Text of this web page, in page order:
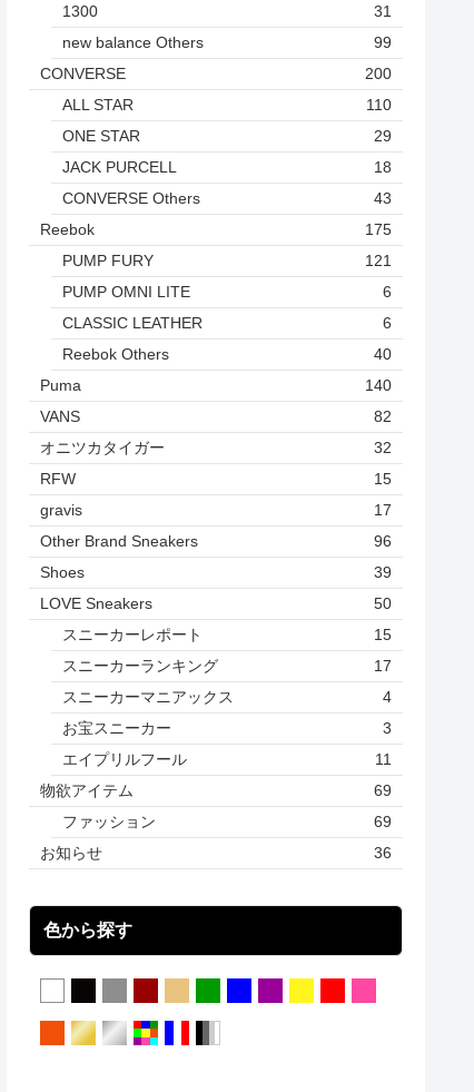
1300
31
new balance Others
99
CONVERSE
200
ALL STAR
110
ONE STAR
29
JACK PURCELL
18
CONVERSE Others
43
Reebok
175
PUMP FURY
121
PUMP OMNI LITE
6
CLASSIC LEATHER
6
Reebok Others
40
Puma
140
VANS
82
オニツカタイガー
32
RFW
15
gravis
17
Other Brand Sneakers
96
Shoes
39
LOVE Sneakers
50
スニーカーレポート
15
スニーカーランキング
17
スニーカーマニアックス
4
お宝スニーカー
3
エイプリルフール
11
物欲アイテム
69
ファッション
69
お知らせ
36
色から探す